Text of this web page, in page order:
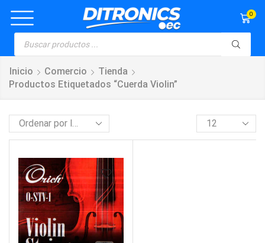
0
Inicio Comercio
Tienda
Productos Etiquetados “cuerda Violin”